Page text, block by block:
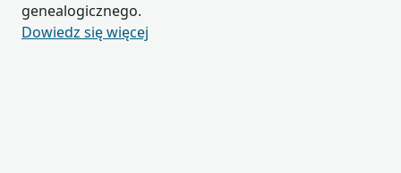
genealogicznego.
Dowiedz się więcej